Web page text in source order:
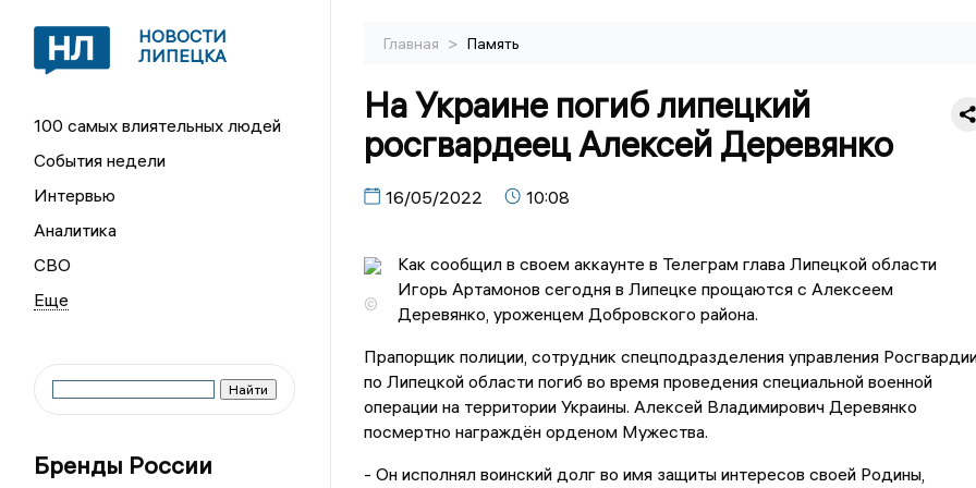
НОВОСТИ
ЛИПЕЦКА
100 самых влиятельных людей
События недели
Интервью
Аналитика
СВО
Бренды России
Главная > Память
На Украине погиб липецкий
росгвардеец Алексей Деревянко
16/05/2022 10:08
©
Как сообщил в своем аккаунте в Телеграм глава Липецкой области
Игорь Артамонов сегодня в Липецке прощаются с Алексеем
Деревянко, уроженцем Добровского района.
Прапорщик полиции, сотрудник спецподразделения управления
по Липецкой области погиб во время проведения специальной военной
операции на территории Украины. Алексей Владимирович Деревянко
посмертно награждён орденом Мужества.
- Он исполнял воинский долг во имя защиты интересов своей Родины,